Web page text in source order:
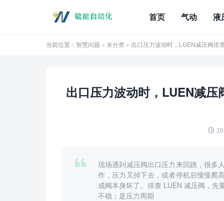
首页 气动 液
当前位置： 智慧问题 » 未分类 » 出口压力波动时，LUEN减压阀排
出口压力波动时，LUEN减
现场遇到减压阀出口压力来回跳，很多
作，压力又掉下去，或者停机后慢慢爬
成阀本身坏了。排查 LUEN 减压阀，先
不稳；是压力周期